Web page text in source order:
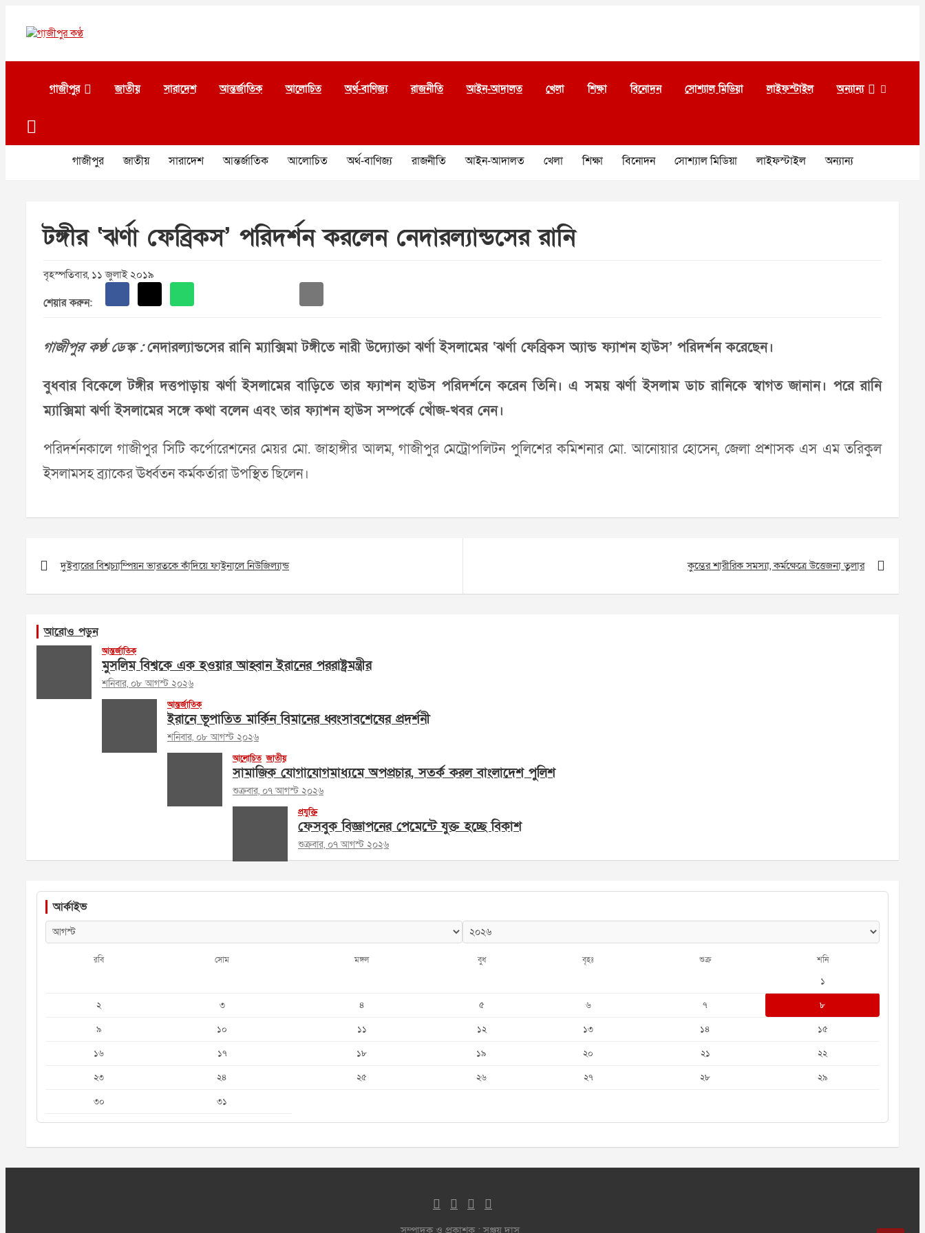
contentগাজীপুর কণ্ঠ
গাজীপুর জাতীয় সারাদেশ আন্তর্জাতিক আলোচিত অর্থ-বাণিজ্য রাজনীতি আইন-আদালত খেলা শিক্ষা বিনোদন সোশ্যাল মিডিয়া লাইফস্টাইল অন্যান্য
গাজীপুর জাতীয় সারাদেশ আন্তর্জাতিক আলোচিত অর্থ-বাণিজ্য রাজনীতি আইন-আদালত খেলা শিক্ষা বিনোদন সোশ্যাল মিডিয়া লাইফস্টাইল অন্যান্য
টঙ্গীর ‘ঝর্ণা ফেব্রিকস’ পরিদর্শন করলেন নেদারল্যান্ডসের রানি
বৃহস্পতিবার, ১১ জুলাই ২০১৯
শেয়ার করুন:
গাজীপুর কণ্ঠ ডেস্ক :নেদারল্যান্ডসের রানি ম্যাক্সিমা টঙ্গীতে নারী উদ্যোক্তা ঝর্ণা ইসলামের ‘ঝর্ণা ফেব্রিকস অ্যান্ড ফ্যাশন হাউস’ পরিদর্শন করেছেন।
বুধবার বিকেলে টঙ্গীর দত্তপাড়ায় ঝর্ণা ইসলামের বাড়িতে তার ফ্যাশন হাউস পরিদর্শনে করেন তিনি। এ সময় ঝর্ণা ইসলাম ডাচ রানিকে স্বাগত জানান। পরে রানি
ম্যাক্সিমা ঝর্ণা ইসলামের সঙ্গে কথা বলেন এবং তার ফ্যাশন হাউস সম্পর্কে খোঁজ-খবর নেন।
পরিদর্শনকালে গাজীপুর সিটি কর্পোরেশনের মেয়র মো. জাহাঙ্গীর আলম, গাজীপুর মেট্রোপলিটন পুলিশের কমিশনার মো. আনোয়ার হোসেন, জেলা প্রশাসক এস এম তরিকুল
ইসলামসহ ব্র্যাকের ঊর্ধ্বতন কর্মকর্তারা উপস্থিত ছিলেন।
navigation
দুইবারের বিশ্বচ্যাম্পিয়ন ভারতকে কাঁদিয়ে ফাইনালে নিউজিল্যান্ড কুম্ভের শারীরিক সমস্যা, কর্মক্ষেত্রে উত্তেজনা তুলার
আরোও পড়ুন
আন্তর্জাতিক
মুসলিম বিশ্বকে এক হওয়ার আহ্বান ইরানের পররাষ্ট্রমন্ত্রীর
শনিবার, ০৮ আগস্ট ২০২৬
আন্তর্জাতিক
ইরানে ভূপাতিত মার্কিন বিমানের ধ্বংসাবশেষের প্রদর্শনী
শনিবার, ০৮ আগস্ট ২০২৬
আলোচিত জাতীয়
সামাজিক যোগাযোগমাধ্যমে অপপ্রচার, সতর্ক করল বাংলাদেশ পুলিশ
শুক্রবার, ০৭ আগস্ট ২০২৬
প্রযুক্তি
ফেসবুক বিজ্ঞাপনের পেমেন্টে যুক্ত হচ্ছে বিকাশ
শুক্রবার, ০৭ আগস্ট ২০২৬
আর্কাইভ
রবি সোম মঙ্গল বুধ বৃহঃ শুক্র শনি
১
২
৩ ৪ ৫ ৬ ৭
৮
৯
১০ ১১ ১২ ১৩ ১৪
১৫
১৬
১৭ ১৮ ১৯ ২০ ২১
২২
২৩
২৪ ২৫ ২৬ ২৭ ২৮
২৯
৩০
৩১
সম্পাদক ও প্রকাশক : সঞ্জয় দাস